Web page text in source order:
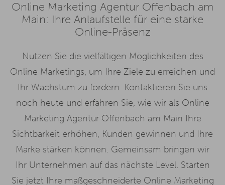
Online Marketing Agentur Offenbach am
Main: Ihre Anlaufstelle für eine starke
Online-Präsenz
Nutzen Sie die vielfältigen Möglichkeiten des
Online Marketings, um Ihre Ziele zu erreichen und
Ihr Wachstum zu fördern. Kontaktieren Sie uns
noch heute und erfahren Sie, wie wir als Online
Marketing Agentur Offenbach am Main Ihre
Sichtbarkeit erhöhen, Kunden gewinnen und Ihre
Marke stärken können. Gemeinsam bringen wir
Ihr Unternehmen auf das nächste Level. Starten
Sie jetzt Ihre maßgeschneiderte Online Marketing